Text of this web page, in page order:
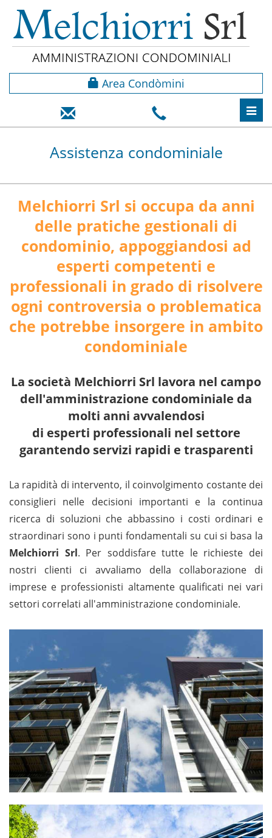
Area Condòmini
Assistenza condominiale
Melchiorri Srl si occupa da anni
delle pratiche gestionali di
condominio, appoggiandosi ad
esperti competenti e
professionali in grado di risolvere
ogni controversia o problematica
che potrebbe insorgere in ambito
condominiale
La società Melchiorri Srl lavora nel campo
dell'amministrazione condominiale da
molti anni avvalendosi
di esperti professionali nel settore
garantendo servizi rapidi e trasparenti
La rapidità di intervento, il coinvolgimento costante dei
consiglieri nelle decisioni importanti e la continua
ricerca di soluzioni che abbassino i costi ordinari e
straordinari sono i punti fondamentali su cui si basa la
Melchiorri Srl. Per soddisfare tutte le richieste dei
nostri clienti ci avvaliamo della collaborazione di
imprese e professionisti altamente qualificati nei vari
settori correlati all'amministrazione condominiale.